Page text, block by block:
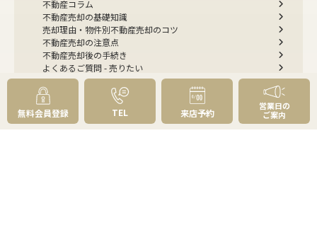
不動産コラム
不動産売却の基礎知識
売却理由・物件別不動産売却のコツ
不動産売却の注意点
不動産売却後の手続き
よくあるご質問 - 売りたい
スピード売却
不動産買取という売却方法
不動産のご売却お任せください
弊社が選ばれる理由
売却成功ストーリー40選
無料会員登録 TEL 来店予約
営業日の
ご案内